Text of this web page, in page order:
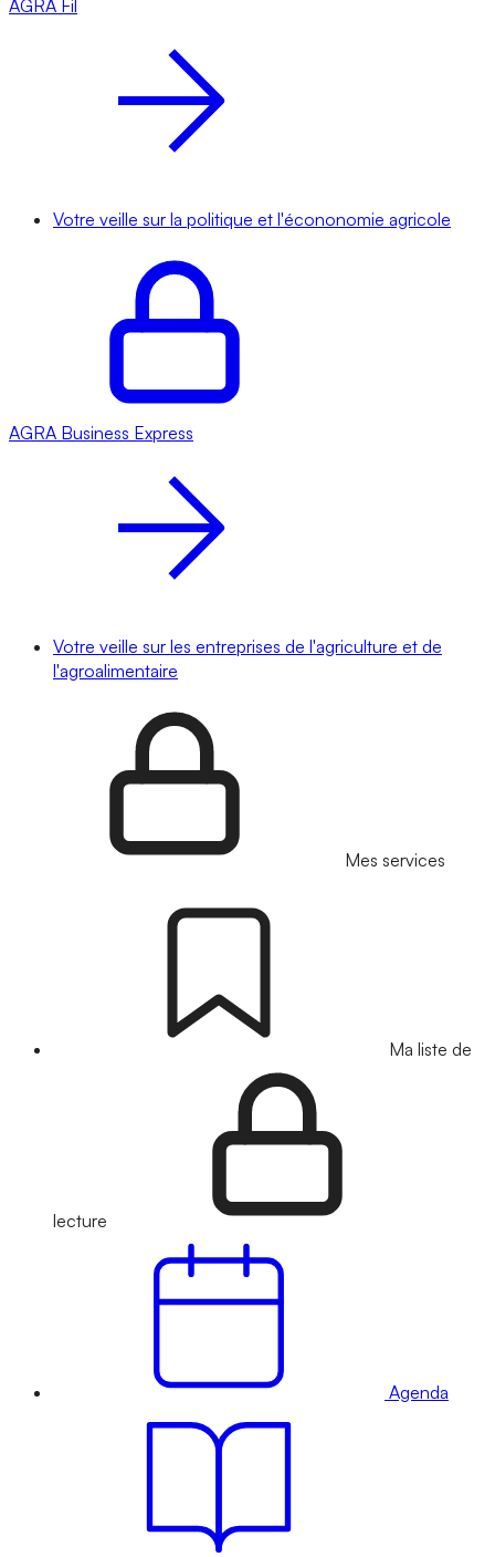
AGRA Fil
Votre veille sur la politique et l'écononomie agricole
AGRA Business Express
Votre veille sur les entreprises de l'agriculture et de
l'agroalimentaire
Mes services
Ma liste de
lecture
Agenda